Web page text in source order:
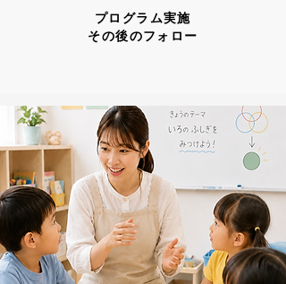
プログラム実施
​その後のフォロー